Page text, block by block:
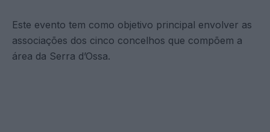
Este evento tem como objetivo principal envolver as
associações dos cinco concelhos que compõem a
área da Serra d’Ossa.